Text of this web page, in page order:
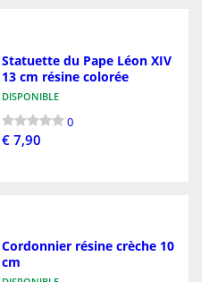
Statuette du Pape Léon XIV
13 cm résine colorée
DISPONIBLE
0
€ 7,90
Cordonnier résine crèche 10
cm